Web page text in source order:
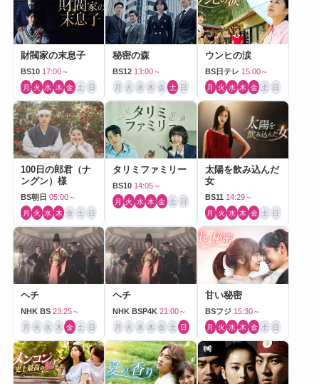
財閥家の末息子
BS10 17:00～
月 火 水 木 金 土 日
秘密の森
BS12 13:00～
月 火 水 木 金 土 日
ウンヒの涙
BS日テレ 15:00～
月 火 水 木 金 土 日
100日の郎君（ナ
ングン）様
BS朝日 05:00～
月 火 水 木 金 土 日
タリミファミリー
BS10 14:05～
月 火 水 木 金 土 日
太陽を飲み込んだ
女
BS11 14:29～
月 火 水 木 金 土 日
ヘチ
NHK BS 23:25～
月 火 水 木 金 土 日
ヘチ
NHK BSP4K 21:00～
月 火 水 木 金 土 日
甘い秘密
BSフジ 15:30～
月 火 水 木 金 土 日